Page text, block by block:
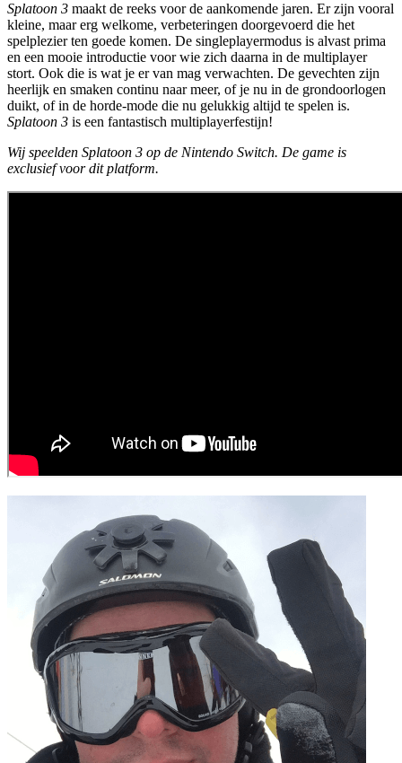
Splatoon 3 maakt de reeks voor de aankomende jaren. Er zijn vooral
kleine, maar erg welkome, verbeteringen doorgevoerd die het
spelplezier ten goede komen. De singleplayermodus is alvast prima
en een mooie introductie voor wie zich daarna in de multiplayer
stort. Ook die is wat je er van mag verwachten. De gevechten zijn
heerlijk en smaken continu naar meer, of je nu in de grondoorlogen
duikt, of in de horde-mode die nu gelukkig altijd te spelen is.
Splatoon 3 is een fantastisch multiplayerfestijn!
Wij speelden Splatoon 3 op de Nintendo Switch. De game is
exclusief voor dit platform.